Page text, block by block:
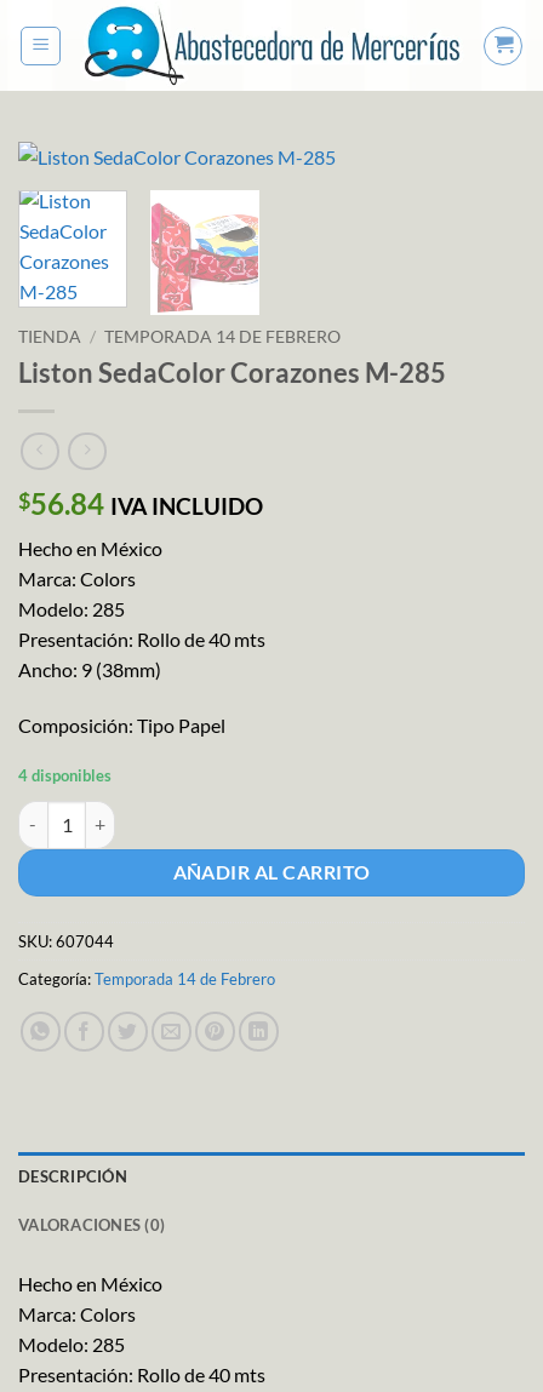
TIENDA / TEMPORADA 14 DE FEBRERO
Liston SedaColor Corazones M-285
$56.84 IVA INCLUIDO
Hecho en México
Marca: Colors
Modelo: 285
Presentación: Rollo de 40 mts
Ancho: 9 (38mm)
Composición: Tipo Papel
4 disponibles
Liston SedaColor Corazones M-285 cantidad
AÑADIR AL CARRITO
SKU:607044
Categoría:Temporada 14 de Febrero
DESCRIPCIÓN
VALORACIONES (0)
Hecho en México
Marca: Colors
Modelo: 285
Presentación: Rollo de 40 mts